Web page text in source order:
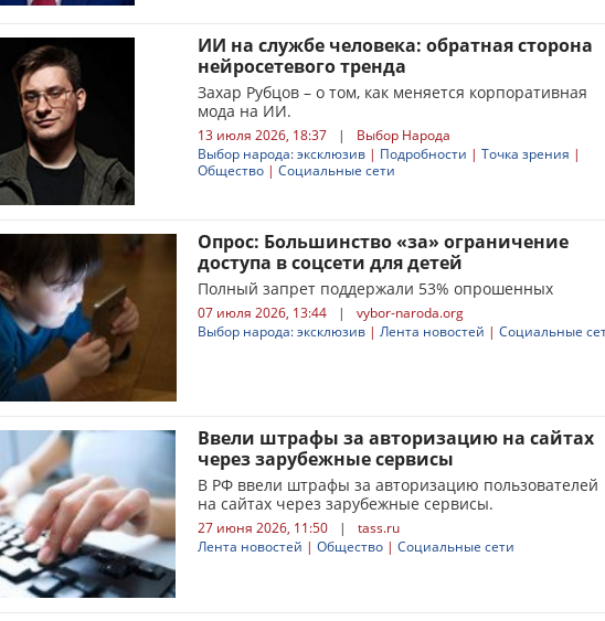
ИИ на службе человека: обратная сторона
нейросетевого тренда
Захар Рубцов – о том, как меняется корпоративная
мода на ИИ.
13 июля 2026, 18:37 |
Выбор Народа
Выбор народа: эксклюзив | Подробности | Точка зрения |
Общество | Социальные сети
Опрос: Большинство «за» ограничение
доступа в соцсети для детей
Полный запрет поддержали 53% опрошенных
07 июля 2026, 13:44 |
vybor-naroda.org
Выбор народа: эксклюзив | Лента новостей | Социальные
Ввели штрафы за авторизацию на сайтах
через зарубежные сервисы
В РФ ввели штрафы за авторизацию пользователей
на сайтах через зарубежные сервисы.
27 июня 2026, 11:50 |
tass.ru
Лента новостей | Общество | Социальные сети